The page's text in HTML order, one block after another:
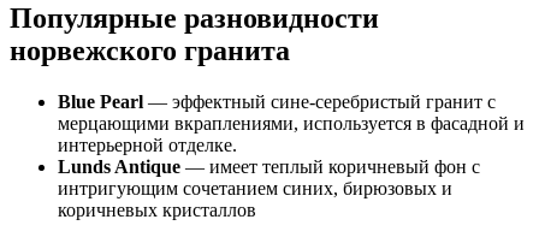
Популярные разновидности
норвежского гранита
Blue Pearl — эффектный сине-серебристый гранит с
мерцающими вкраплениями, используется в фасадной и
интерьерной отделке.
Lunds Antique — имеет теплый коричневый фон с
интригующим сочетанием синих, бирюзовых и
коричневых кристаллов